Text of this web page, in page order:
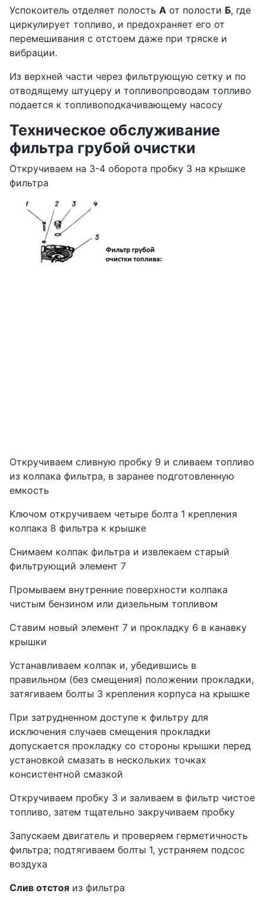
Успокои­тель отделяет полость А от полости Б, где
циркулирует топливо, и предохраняет его от
перемешивания с отстоем даже при тряс­ке и
вибрации.
Из верхней части через фильтрующую сетку и по
отводящему штуцеру и топливопроводам топливо
подается к топливоподкачивающему насосу
Техническое обслуживание
фильтра грубой очистки
Откручиваем на 3-4 оборота пробку 3 на крышке
фильтра
Откручиваем сливную пробку 9 и сливаем топливо
из колпака фильтра, в заранее подготовленную
емкость
Ключом откручиваем четыре болта 1 крепления
колпака 8 фильтра к крышке
Снимаем колпак фильтра и извлекаем старый
фильтрующий элемент 7
Промываем внутренние поверхности колпака
чистым бензином или дизельным топливом
Ставим новый элемент 7 и прокладку 6 в канавку
крышки
Устанавливаем колпак и, убедившись в
правильном (без смещения) положении прокладки,
затягиваем болты 3 крепления корпуса на крышке
При затрудненном доступе к фильтру для
исключения случаев смещения прокладки
допускается прокладку со стороны крышки перед
установкой смазать в нескольких точках
консистентной смазкой
Откручиваем пробку 3 и заливаем в фильтр чистое
топливо, затем тщательно закручиваем пробку
Запускаем двигатель и проверяем герметичность
фильтра; подтягиваем болты 1, устраняем подсос
воздуха
Слив отстоя из фильтра